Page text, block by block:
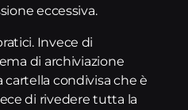
eccessiva.
Invece di
di archiviazione
condivisa che è
di rivedere tutta la